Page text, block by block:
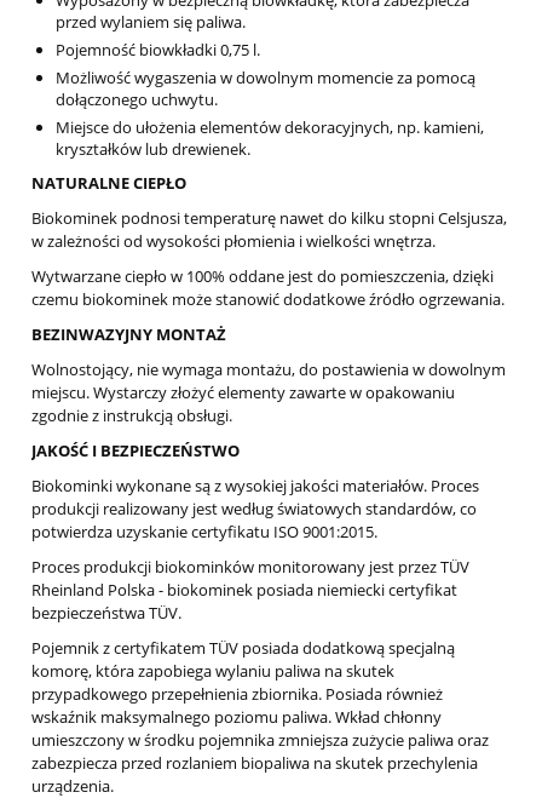
przed wylaniem się paliwa.
Pojemność biowkładki 0,75 l.
Możliwość wygaszenia w dowolnym momencie za pomocą
dołączonego uchwytu.
Miejsce do ułożenia elementów dekoracyjnych, np. kamieni,
kryształków lub drewienek.
NATURALNE CIEPŁO
Biokominek podnosi temperaturę nawet do kilku stopni Celsjusza,
w zależności od wysokości płomienia i wielkości wnętrza.
Wytwarzane ciepło w 100% oddane jest do pomieszczenia, dzięki
czemu biokominek może stanowić dodatkowe źródło ogrzewania.
BEZINWAZYJNY MONTAŻ
Wolnostojący, nie wymaga montażu, do postawienia w dowolnym
miejscu. Wystarczy złożyć elementy zawarte w opakowaniu
zgodnie z instrukcją obsługi.
JAKOŚĆ I BEZPIECZEŃSTWO
Biokominki wykonane są z wysokiej jakości materiałów. Proces
produkcji realizowany jest według światowych standardów, co
potwierdza uzyskanie certyfikatu ISO 9001:2015.
Proces produkcji biokominków monitorowany jest przez TÜV
Rheinland Polska - biokominek posiada niemiecki certyfikat
bezpieczeństwa TÜV.
Pojemnik z certyfikatem TÜV posiada dodatkową specjalną
komorę, która zapobiega wylaniu paliwa na skutek
przypadkowego przepełnienia zbiornika. Posiada również
wskaźnik maksymalnego poziomu paliwa. Wkład chłonny
umieszczony w środku pojemnika zmniejsza zużycie paliwa oraz
zabezpiecza przed rozlaniem biopaliwa na skutek przechylenia
urządzenia.